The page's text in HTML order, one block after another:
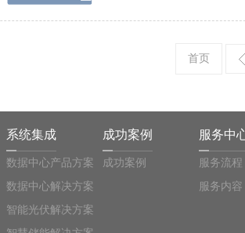
首页
系统集成
数据中心产品方案
数据中心解决方案
智能光伏解决方案
成功案例
成功案例
服务中
服务流程
服务内容